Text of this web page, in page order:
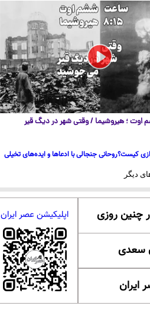
۸:۱۵ ششم اوت ؛ هیروشیما / وقتی شهر در دیگ قیر
کیست؟روحانی جنجالی با ادعاها و ایده‌های تخیلی
دیگر
سعدی
ایران
اپلیکیشن عصر ایران